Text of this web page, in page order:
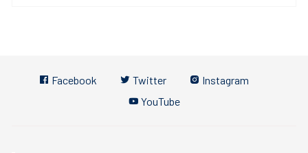
Facebook Twitter
Instagram
YouTube